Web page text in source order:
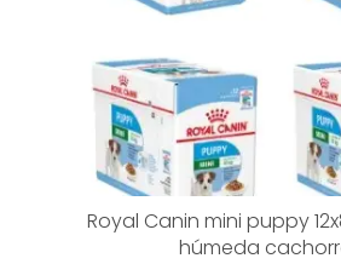
Royal Canin mini puppy
húmeda